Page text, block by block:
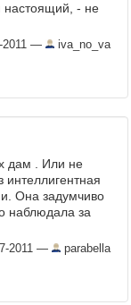
- не
— iva_no_va
дам . Или не
интеллигентная
Она задумчиво
наблюдала за
2011 — parabella